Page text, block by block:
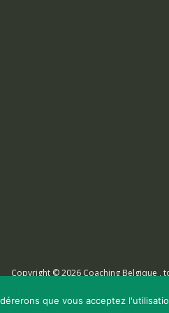
Copyright © 2026 Coaching Belgique ,
Pour psychologues, psychotherapeutes
RGPD - Politique de
que vous acceptez